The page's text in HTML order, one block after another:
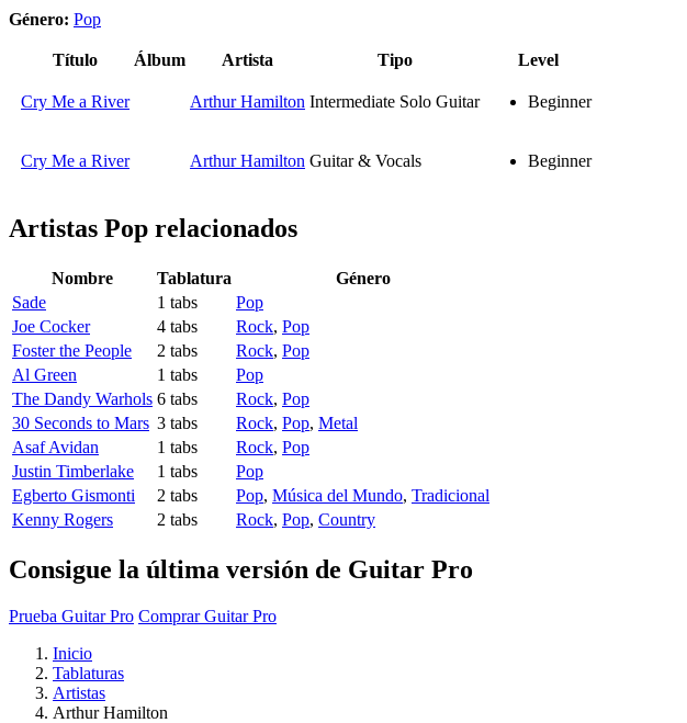
Género: Pop
Título Álbum Artista Tipo Level
Cry Me a River Arthur Hamilton Intermediate Solo Guitar Beginner
Cry Me a River Arthur Hamilton Guitar & Vocals Beginner
Artistas Pop relacionados
Nombre Tablatura
Género
Sade
1 tabs
Pop
Joe Cocker
4 tabs Rock, Pop
Foster the People
2 tabs Rock, Pop
Al Green
1 tabs
Pop
The Dandy Warhols 6 tabs Rock, Pop
30 Seconds to Mars 3 tabs Rock, Pop, Metal
Asaf Avidan
1 tabs Rock, Pop
Justin Timberlake
1 tabs
Pop
Egberto Gismonti
2 tabs Pop, Música del Mundo, Tradicional
Kenny Rogers
2 tabs Rock, Pop, Country
Consigue la última versión de Guitar Pro
Prueba Guitar Pro Comprar Guitar Pro
Inicio
Tablaturas
Artistas
Arthur Hamilton